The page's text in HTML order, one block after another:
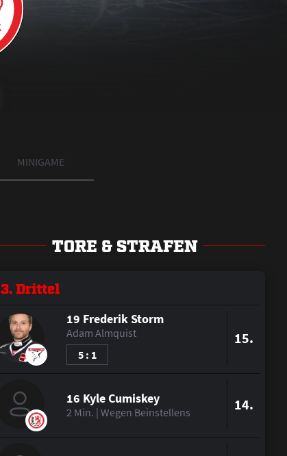
MINIGAME
TORE & STRAFEN
3. Drittel
19 Frederik Storm
Adam Almquist
5 : 1
15.
16 Kyle Cumiskey
2 Min. | Wegen Beinstellens 14.